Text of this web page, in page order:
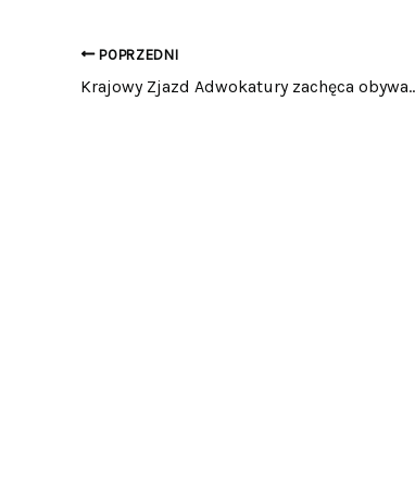
POPRZEDNI
Krajowy Zjazd Adwokatury